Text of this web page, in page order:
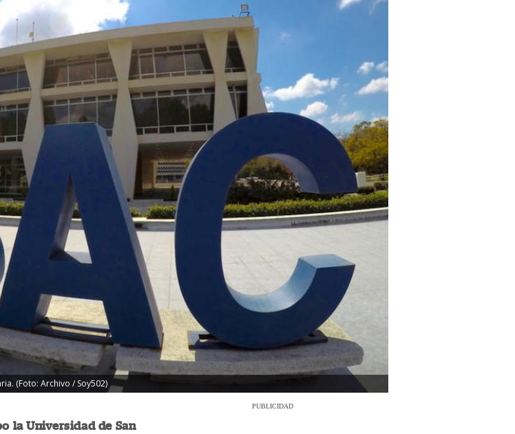
(Foto: Archivo / Soy502)
la Universidad de San
PUBLICIDAD